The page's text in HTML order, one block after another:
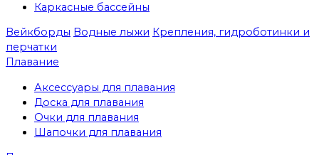
Каркасные бассейны
Вейкборды Водные лыжи Крепления, гидроботинки и
перчатки
Плавание
Аксессуары для плавания
Доска для плавания
Очки для плавания
Шапочки для плавания